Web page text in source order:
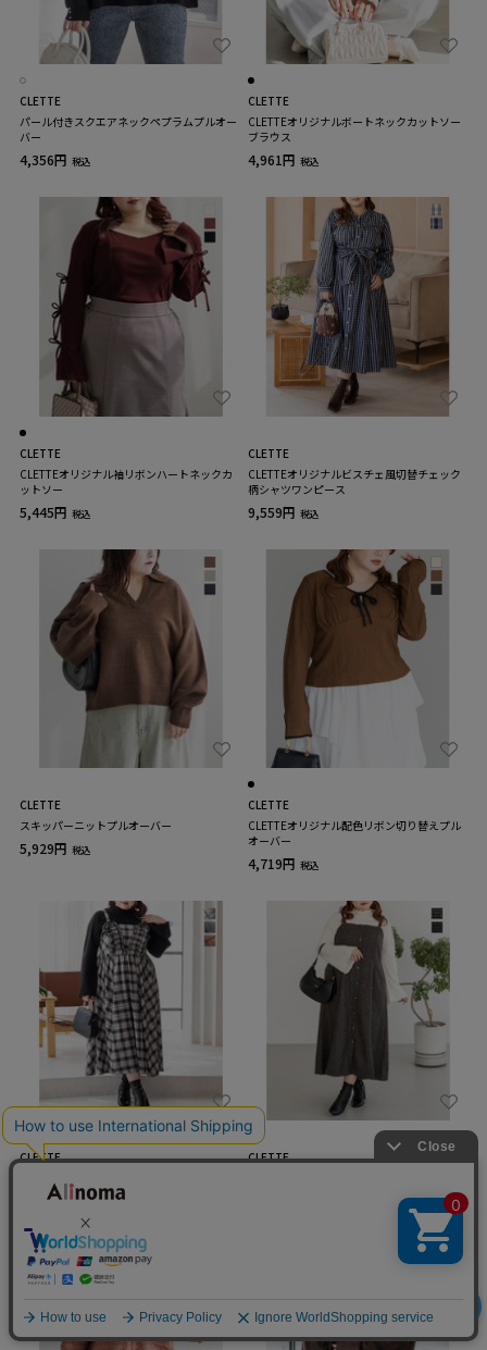
CLETTE
パール付きスクエアネックペプラムプルオー
バー
4,356円 税込
CLETTE
CLETTEオリジナルボートネックカットソー
ブラウス
4,961円 税込
CLETTE
CLETTEオリジナル袖リボンハートネックカ
ットソー
5,445円 税込
CLETTE
CLETTEオリジナルビスチェ風切替チェック
柄シャツワンピース
9,559円 税込
CLETTE
スキッパーニットプルオーバー
5,929円 税込
CLETTE
CLETTEオリジナル配色リボン切り替えプル
オーバー
4,719円 税込
CLETTE
柄キャミワンピース
税込
CLETTE